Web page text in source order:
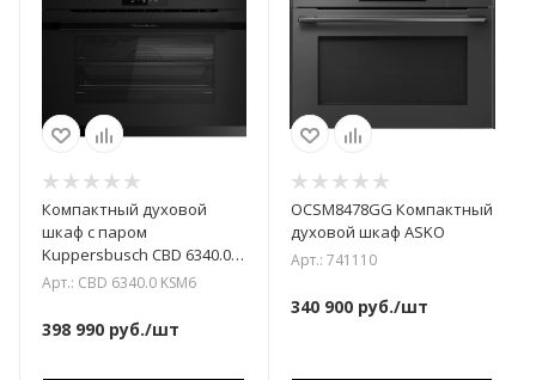
Компактный духовой
шкаф с паром
Kuppersbusch CBD 6340.0
KSM6
Арт.: CBD 6340.0 KSM6
398 990 руб./шт
OCSM8478GG Компактный
духовой шкаф ASKO
Арт.: 741110
340 900руб./шт